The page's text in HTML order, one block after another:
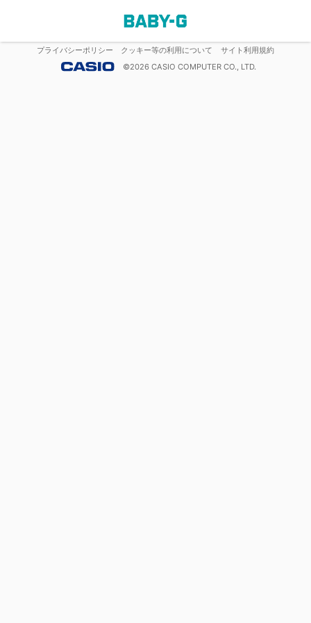
プライバシーポリシー クッキー等の利用について
サイト利用規約
©2026 CASIO COMPUTER CO., LTD.